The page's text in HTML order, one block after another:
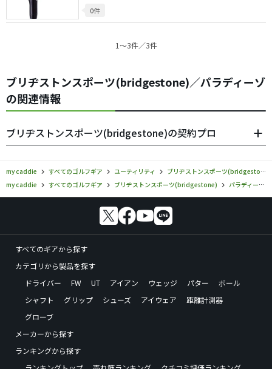
0件
1〜3件／3件
ブリヂストンスポーツ(bridgestone)／パラディーゾ
の関連情報
ブリヂストンスポーツ(bridgestone)の契約プロ
my caddie すべてのゴルフギア ユーティリティ
ブリヂストンスポーツ(bridgestone)
my caddie
すべてのゴルフギア ブリヂストンスポーツ(bridgestone) パラディーゾ
すべてのギアから探す
カテゴリから製品を探す
ドライバー
FW UT アイアン ウェッジ パター
ボール
シャフト
グリップ シューズ アイウェア
距離計測器
グローブ
メーカーから探す
ランキングから探す